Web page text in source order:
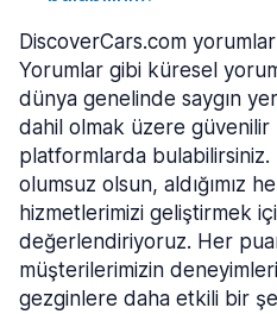
DiscoverCars.com
Yorumlar gibi küresel
dünya genelinde saygın
dahil olmak üzere
platformlarda
olumsuz olsun, aldığımız
hizmetlerimizi geliştirmek
değerlendiriyoruz. Her
müşterilerimizin
gezginlere daha etkili bir